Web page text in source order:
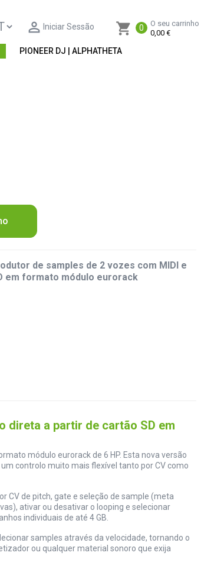
shopping_cart 0
O seu carrinho
0,00 €
 Iniciar Sessão
PIONEER DJ | ALPHATHETA
de samples de 2 vozes com MIDI e
em formato módulo eurorack
direta a partir de cartão SD em
módulo eurorack de 6 HP. Esta nova versão
controlo muito mais flexível tanto por CV como
CV de pitch, gate e seleção de sample (meta
ativar ou desativar o looping e selecionar
individuais de até 4 GB.
samples através da velocidade, tornando o
ou qualquer material sonoro que exija